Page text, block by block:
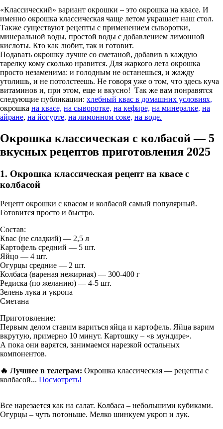
«Классический» вариант окрошки – это окрошка на квасе. И
именно окрошка классическая чаще летом украшает наш стол.
Также существуют рецепты с применением сыворотки,
минеральной воды, простой воды с добавлением лимонной
кислоты. Кто как любит, так и готовит.
Подавать окрошку лучше со сметаной, добавив в каждую
тарелку кому сколько нравится. Для жаркого лета окрошка
просто незаменима: и голодным не останешься, и жажду
утолишь, и не потолстеешь. Не говоря уже о том, что здесь куча
витаминов и, при этом, еще и вкусно! Так же вам понравятся
следующие публикации: хлебный квас в домашних условиях,
окрошка на квасе, на сыворотке, на кефире, на минералке, на
айране, на йогурте, на лимонном соке, на воде.
Окрошка классическая с колбасой — 5
вкусных рецептов приготовления 2025
1. Окрошка классическая рецепт на квасе с
колбасой
Рецепт окрошки с квасом и колбасой самый популярный.
Готовится просто и быстро.
Состав:
Квас (не сладкий) — 2,5 л
Картофель средний — 5 шт.
Яйцо — 4 шт.
Огурцы средние — 2 шт.
Колбаса (вареная нежирная) — 300-400 г
Редиска (по желанию) — 4-5 шт.
Зелень лука и укропа
Сметана
Приготовление:
Первым делом ставим вариться яйца и картофель. Яйца варим
вкрутую, примерно 10 минут. Картошку – «в мундире».
А пока они варятся, занимаемся нарезкой остальных
компонентов.
🔥 Лучшее в телеграм: Окрошка классическая — рецепты с
колбасой... Посмотреть!
Все нарезается как на салат. Колбаса – небольшими кубиками.
Огурцы – чуть потоньше. Мелко шинкуем укроп и лук.